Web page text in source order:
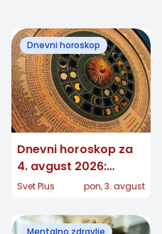
Dnevni horoskop
Dnevni horoskop za
4. avgust 2026:
Strelčevima stiže
važnu granicu
Svet Plus pon, 3. avgust
Mentalno zdravlje